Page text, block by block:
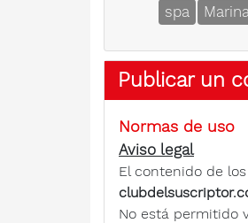
spa
Publicar un
Normas de uso
Aviso legal
El contenido de
No está permitido